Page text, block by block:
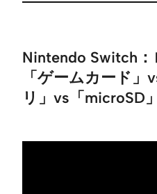
Nintendo Switch
「ゲームカード
リ」vs「microSD」